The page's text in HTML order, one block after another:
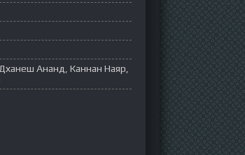
Ананд, Каннан Наяр,